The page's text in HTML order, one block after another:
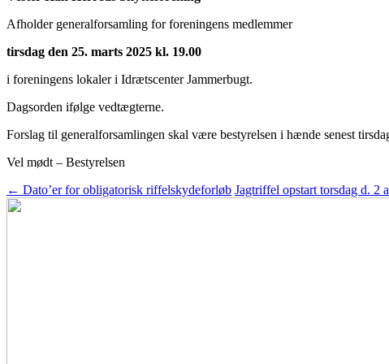
Afholder generalforsamling for foreningens medlemmer
tirsdag den 25. marts 2025 kl. 19.00
i foreningens lokaler i Idrætscenter Jammerbugt.
Dagsorden ifølge vedtægterne.
Forslag til generalforsamlingen skal være bestyrelsen i hænde senest
Vel mødt – Bestyrelsen
Indlægsnavigation
← Dato’er for obligatorisk riffelskydeforløb Jagtriffel opstart torsdag d. 2